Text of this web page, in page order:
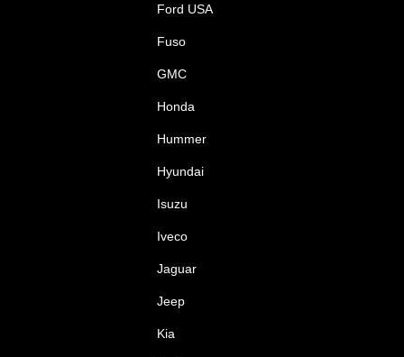
Ford USA
Fuso
GMC
Honda
Hummer
Hyundai
Isuzu
Iveco
Jaguar
Jeep
Kia